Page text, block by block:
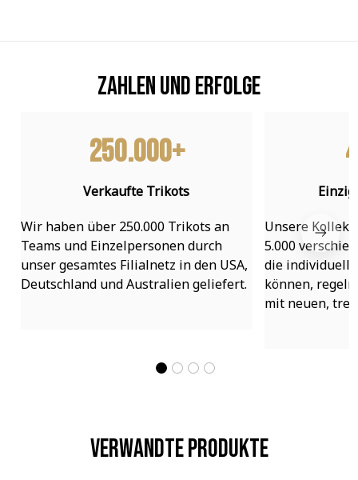
Zahlen und Erfolge
250.000+
Verkaufte Trikots
Wir haben über 250.000 Trikots an
Teams und Einzelpersonen durch
unser gesamtes Filialnetz in den USA,
Deutschland und Australien geliefert.
Unsere
5.000
die individuell
können,
mit neuen,
Verwandte Produkte